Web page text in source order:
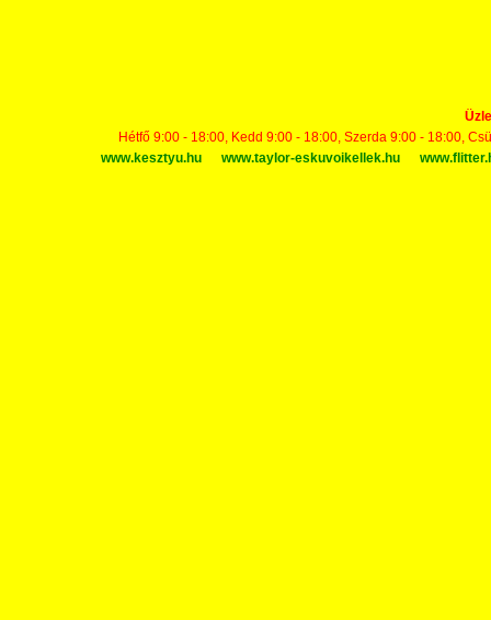
Hétfő 9:00 - 18:00, Kedd 9:00 - 18:00, Szerda 9:00 - 18:00,
www.kesztyu.hu
www.taylor-eskuvoikellek.hu